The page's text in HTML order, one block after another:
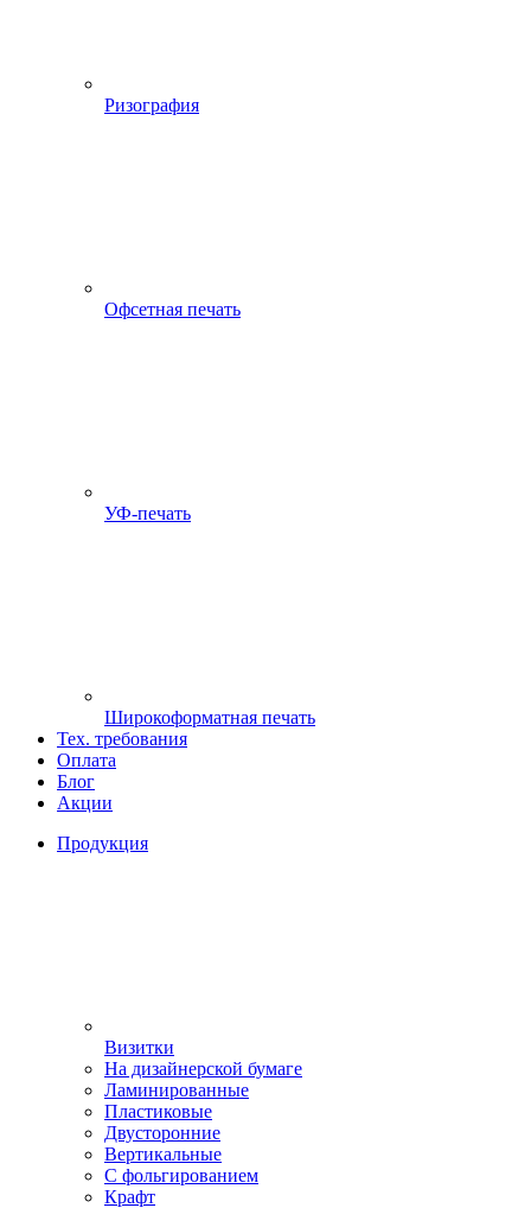
Ризография
Офсетная печать
УФ-печать
Широкоформатная печать
Тех. требования
Оплата
Блог
Акции
Продукция
Визитки
На дизайнерской бумаге
Ламинированные
Пластиковые
Двусторонние
Вертикальные
С фольгированием
Крафт